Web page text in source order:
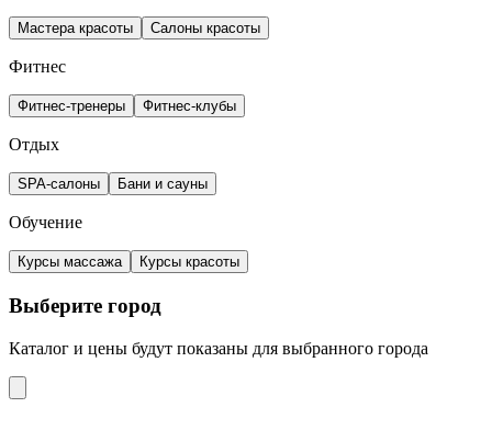
Мастера красоты Салоны красоты
Фитнес
Фитнес-тренеры Фитнес-клубы
Отдых
SPA-салоны Бани и сауны
Обучение
Курсы массажа Курсы красоты
Выберите город
Каталог и цены будут показаны для выбранного города